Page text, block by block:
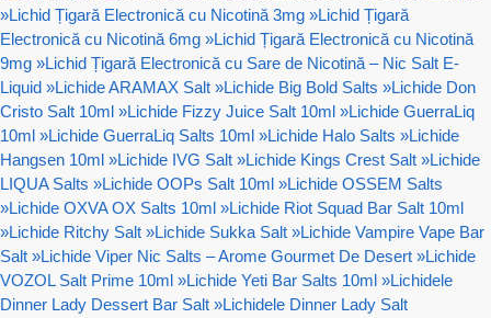
»Lichid Țigară Electronică cu Nicotină 3mg »Lichid Țigară
Electronică cu Nicotină 6mg »Lichid Țigară Electronică cu Nicotină
9mg »Lichid Țigară Electronică cu Sare de Nicotină – Nic Salt E-
Liquid »Lichide ARAMAX Salt »Lichide Big Bold Salts »Lichide Don
Cristo Salt 10ml »Lichide Fizzy Juice Salt 10ml »Lichide GuerraLiq
10ml »Lichide GuerraLiq Salts 10ml »Lichide Halo Salts »Lichide
Hangsen 10ml »Lichide IVG Salt »Lichide Kings Crest Salt »Lichide
LIQUA Salts »Lichide OOPs Salt 10ml »Lichide OSSEM Salts
»Lichide OXVA OX Salts 10ml »Lichide Riot Squad Bar Salt 10ml
»Lichide Ritchy Salt »Lichide Sukka Salt »Lichide Vampire Vape Bar
Salt »Lichide Viper Nic Salts – Arome Gourmet De Desert »Lichide
VOZOL Salt Prime 10ml »Lichide Yeti Bar Salts 10ml »Lichidele
Dinner Lady Dessert Bar Salt »Lichidele Dinner Lady Salt